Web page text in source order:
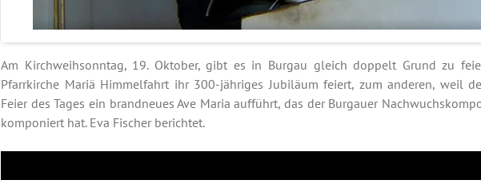
Am Kirchweihsonntag, 19. Oktober, gibt es in Burgau gleich doppelt Grund zu
Pfarrkirche Mariä Himmelfahrt ihr 300-jähriges Jubiläum feiert, zum anderen, weil
Feier des Tages ein brandneues Ave Maria aufführt, das der Burgauer
komponiert hat. Eva Fischer berichtet.